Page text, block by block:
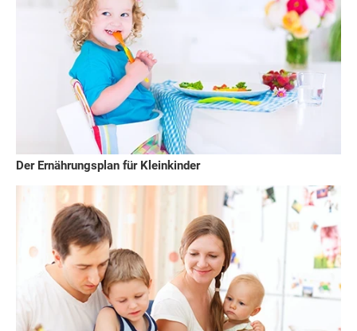
Der Ernährungsplan für Kleinkinder